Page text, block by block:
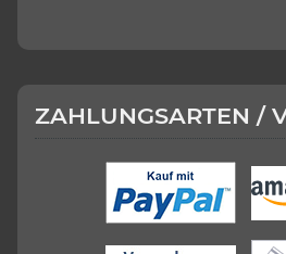
ZAHLUNGSARTEN /